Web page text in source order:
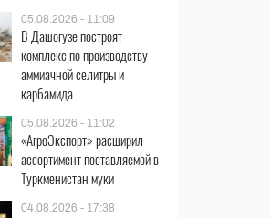
05.08.2026 - 11:09
В Дашогузе построят
комплекс по производству
аммиачной селитры и
карбамида
05.08.2026 - 11:02
«АгроЭкспорт» расширил
ассортимент поставляемой в
Туркменистан муки
04.08.2026 - 17:38